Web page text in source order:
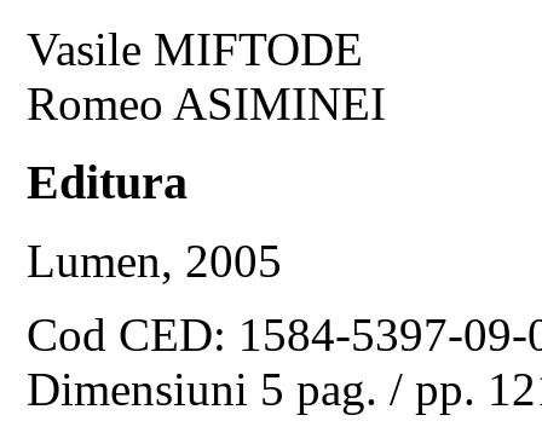
Vasile MIFTODE
Romeo ASIMINEI
Editura
Lumen, 2005
Cod CED: 1584-5397-09-
Dimensiuni 5 pag. / pp.